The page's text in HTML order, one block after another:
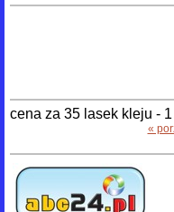
cena za 35 lasek kleju - 1
«